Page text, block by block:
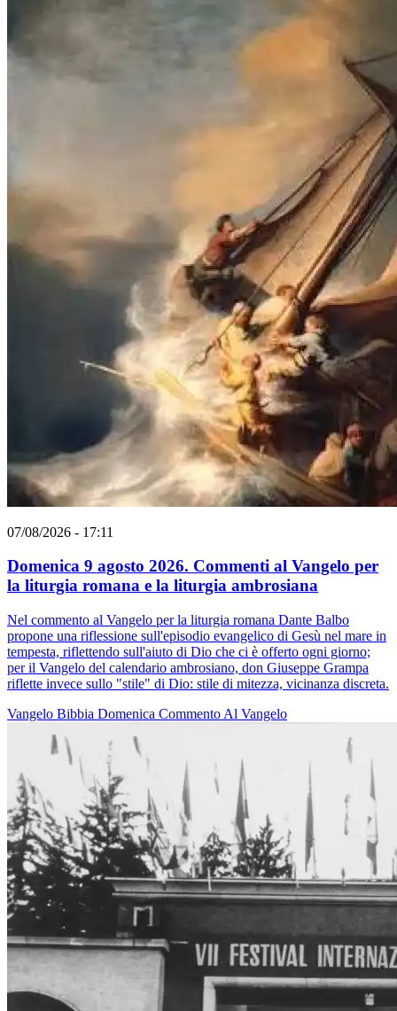
07/08/2026 - 17:11
Domenica 9 agosto 2026. Commenti al Vangelo per
la liturgia romana e la liturgia ambrosiana
Nel commento al Vangelo per la liturgia romana Dante Balbo
propone una riflessione sull'episodio evangelico di Gesù nel mare in
tempesta, riflettendo sull'aiuto di Dio che ci è offerto ogni giorno;
per il Vangelo del calendario ambrosiano, don Giuseppe Grampa
riflette invece sullo "stile" di Dio: stile di mitezza, vicinanza discreta.
Vangelo Bibbia Domenica Commento Al Vangelo